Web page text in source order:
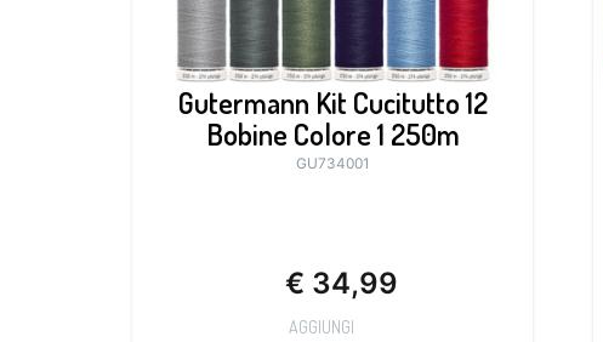
Gutermann Kit Cucitutto 12
Bobine Colore 1 250m
GU734001
€ 34,99
AGGIUNGI